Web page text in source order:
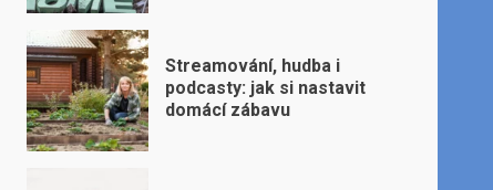
Streamování, hudba i
podcasty: jak si nastavit
domácí zábavu